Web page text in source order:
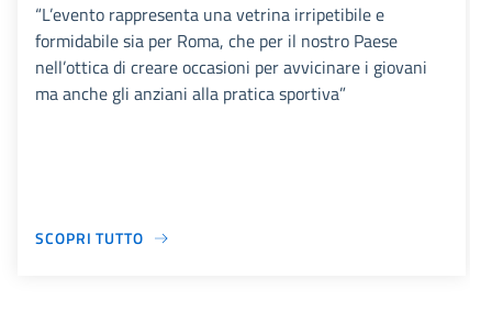
“L’evento rappresenta una vetrina irripetibile e
formidabile sia per Roma, che per il nostro Paese
nell’ottica di creare occasioni per avvicinare i giovani
ma anche gli anziani alla pratica sportiva”
SCOPRI TUTTO